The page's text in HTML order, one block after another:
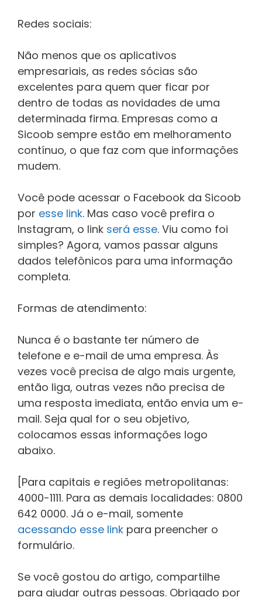
Redes sociais:
Não menos que os aplicativos
empresariais, as redes sócias são
excelentes para quem quer ficar por
dentro de todas as novidades de uma
determinada firma. Empresas como a
Sicoob sempre estão em melhoramento
contínuo, o que faz com que informações
mudem.
Você pode acessar o Facebook da Sicoob
por esse link. Mas caso você prefira o
Instagram, o link será esse. Viu como foi
simples? Agora, vamos passar alguns
dados telefônicos para uma informação
completa.
Formas de atendimento:
Nunca é o bastante ter número de
telefone e e-mail de uma empresa. Às
vezes você precisa de algo mais urgente,
então liga, outras vezes não precisa de
uma resposta imediata, então envia um e-
mail. Seja qual for o seu objetivo,
colocamos essas informações logo
abaixo.
[Para capitais e regiões metropolitanas:
4000-1111. Para as demais localidades: 0800
642 0000. Já o e-mail, somente
acessando esse link para preencher o
formulário.
Se você gostou do artigo, compartilhe
para ajudar outras pessoas. Obrigado por